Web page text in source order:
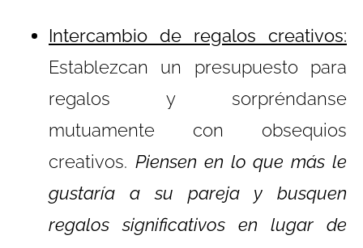
Intercambio de regalos creativos:
Establezcan un presupuesto para
regalos y sorpréndanse
mutuamente con obsequios
creativos. Piensen en lo que más le
gustaría a su pareja y busquen
regalos significativos en lugar de